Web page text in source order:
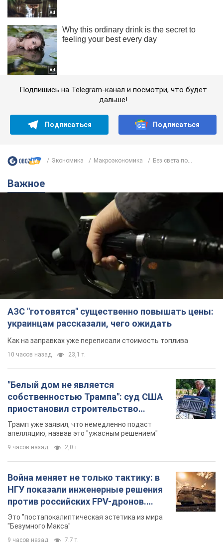
Подпишись на Telegram-канал и посмотри, что будет
дальше!
Подписаться Подписаться
Экономика Mакроэкономика Без света по...
Важное
АЗС "готовятся" существенно повышать цены:
украинцам рассказали, чего ожидать
Как на заправках уже переписали стоимость топлива
10 часов назад 23,1 т.
"Белый дом не является
собственностью Трампа": суд США
приостановил строительство
бального зала стоимостью 400 млн
долларов
Трамп уже заявил, что немедленно подаст
апелляцию, назвав это "ужасным решением"
9 часов назад 2,0 т.
Война меняет не только тактику: в
НГУ показали инженерные решения
против российских FPV-дронов.
Фото
Это "постапокалиптическая эстетика из мира
"Безумного Макса"
9 часов назад 7,7 т.